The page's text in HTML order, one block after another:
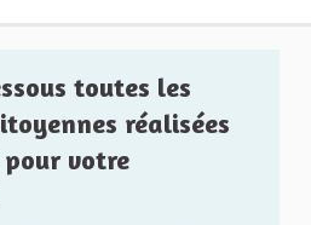
toutes les
réalisées
votre